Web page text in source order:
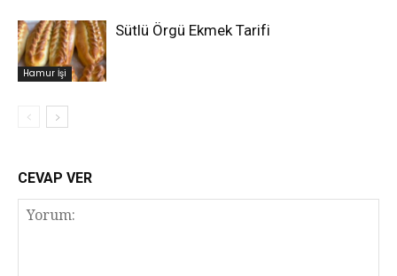
Hamur İşi
Sütlü Örgü Ekmek Tarifi
CEVAP VER